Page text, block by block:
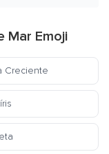
Mar Emoji
Creciente